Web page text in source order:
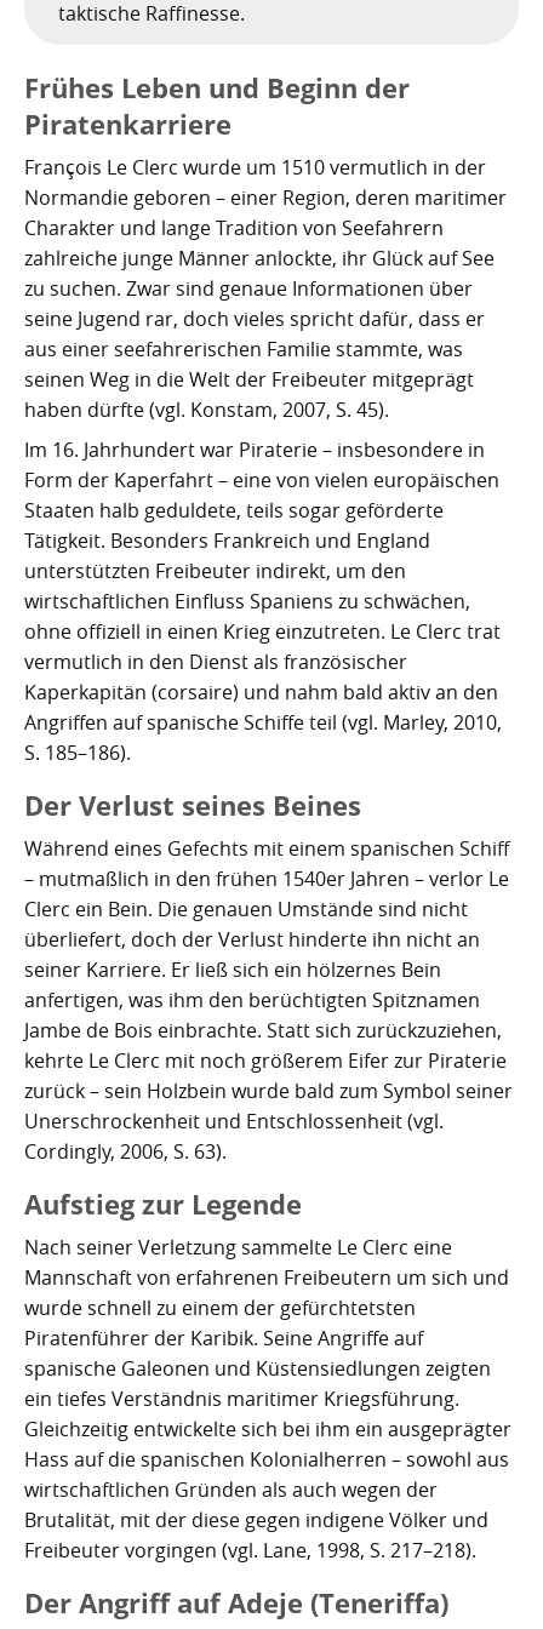
Los Gigantes
Pyramiden von Güímar
Giftige Insekten und Spinnen auf den Kanaren
Inseln
Garachico
Guía de Isora
Icod de los Vinos
La Guancha
La Orotava
La Victoria de Acentejo
Los Realejos
Los Silos
Puerto de la Cruz
San Cristóbal de La Laguna
San Juan de la Rambla
San Miguel de Abona
Santiago del Teide
Tacoronte
Tegueste
Achamán - Himmelsgott der Guanchen
Magec - Sonne, Licht und Kalenderwissen
Chaxiraxi - Muttergöttin der Guanchen
Achuguayo - Mond, Zeit und heilige Schluchten
San Borondón
Die Schlachten um Teneriffa
Der Widerstand
Konstanz und Teneriffa
Piratenangriffe auf Teneriffa im 16. Jahrhundert
François Le Clerc
Amaro Pargo
Garachico 1706
Die Schlacht von Santa Cruz 1797
Kartoffelrevolution 1846
Verworfenes Exil
Franco auf Teneriffa
Thor Heyerdahl und die Pyramiden von Güímar
Nachhaltig bauen und sanieren auf den Kanaren
Star Wars auf Teneriffa?
Finca oder Ferienhaus?
Die Cochenille-Schildlaus
Teneriffas Naturwunder
Zwischen Urlaubsparadies und Quantenwunder
Die Geologie Teneriffas
Die Guanchen
Legenden, Geheimnisse und die stille Logik Teneriffas
La Palma und die Tsunami-Erzählung
taktische Raffinesse.
Frühes Leben und Beginn der
Piratenkarriere
François Le Clerc wurde um 1510 vermutlich in der
Normandie geboren – einer Region, deren maritimer
Charakter und lange Tradition von Seefahrern
zahlreiche junge Männer anlockte, ihr Glück auf See
zu suchen. Zwar sind genaue Informationen über
seine Jugend rar, doch vieles spricht dafür, dass er
aus einer seefahrerischen Familie stammte, was
seinen Weg in die Welt der Freibeuter mitgeprägt
haben dürfte (vgl. Konstam, 2007, S. 45).
Im 16. Jahrhundert war Piraterie – insbesondere in
Form der Kaperfahrt – eine von vielen europäischen
Staaten halb geduldete, teils sogar geförderte
Tätigkeit. Besonders Frankreich und England
unterstützten Freibeuter indirekt, um den
wirtschaftlichen Einfluss Spaniens zu schwächen,
ohne offiziell in einen Krieg einzutreten. Le Clerc trat
vermutlich in den Dienst als französischer
Kaperkapitän (corsaire) und nahm bald aktiv an den
Angriffen auf spanische Schiffe teil (vgl. Marley, 2010,
S. 185–186).
Der Verlust seines Beines
Während eines Gefechts mit einem spanischen Schiff
– mutmaßlich in den frühen 1540er Jahren – verlor Le
Clerc ein Bein. Die genauen Umstände sind nicht
überliefert, doch der Verlust hinderte ihn nicht an
seiner Karriere. Er ließ sich ein hölzernes Bein
anfertigen, was ihm den berüchtigten Spitznamen
Jambe de Bois einbrachte. Statt sich zurückzuziehen,
kehrte Le Clerc mit noch größerem Eifer zur Piraterie
zurück – sein Holzbein wurde bald zum Symbol seiner
Unerschrockenheit und Entschlossenheit (vgl.
Cordingly, 2006, S. 63).
Aufstieg zur Legende
Nach seiner Verletzung sammelte Le Clerc eine
Mannschaft von erfahrenen Freibeutern um sich und
wurde schnell zu einem der gefürchtetsten
Piratenführer der Karibik. Seine Angriffe auf
spanische Galeonen und Küstensiedlungen zeigten
ein tiefes Verständnis maritimer Kriegsführung.
Gleichzeitig entwickelte sich bei ihm ein ausgeprägter
Hass auf die spanischen Kolonialherren – sowohl aus
wirtschaftlichen Gründen als auch wegen der
Brutalität, mit der diese gegen indigene Völker und
Freibeuter vorgingen (vgl. Lane, 1998, S. 217–218).
Der Angriff auf Adeje (Teneriffa)